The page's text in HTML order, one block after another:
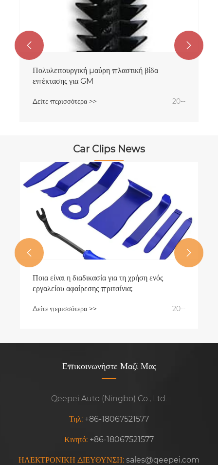
Πολυλειτουργική μαύρη πλαστική βίδα
επέκτασης για GM
Δείτε περισσότερα >> 20--
 
Car Clips News
Ποια είναι η διαδικασία για τη χρήση ενός
εργαλείου αφαίρεσης πριτσίνια;
Δείτε περισσότερα >> 20--
 
Επικοινωνήστε Μαζί Μας
Qeepei Auto (Ningbo) Co., Ltd.
Τηλ: +86-18067521577
Κινητό: +86-18067521577
ΗΛΕΚΤΡΟΝΙΚΗ ΔΙΕΥΘΥΝΣΗ: sales@qeepei.com